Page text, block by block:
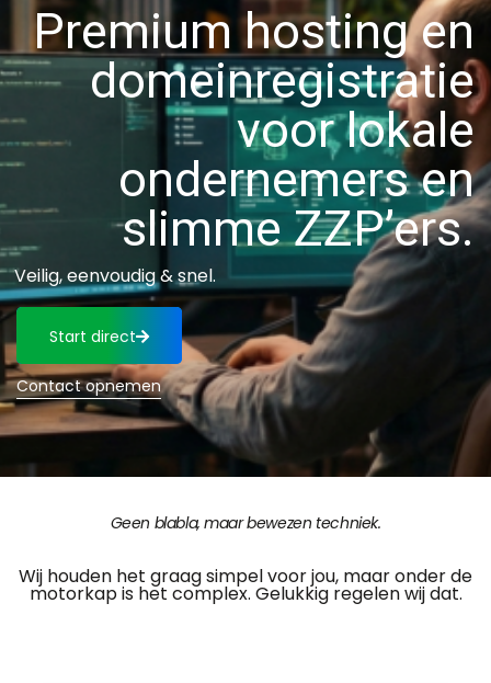
Premium hosting en
domeinregistratie
voor lokale
ondernemers en
slimme ZZP’ers.
Veilig, eenvoudig & snel.
Start direct
Contact opnemen
Geen blabla, maar bewezen techniek.
Wij houden het graag simpel voor jou, maar onder de
motorkap is het complex. Gelukkig regelen wij dat.